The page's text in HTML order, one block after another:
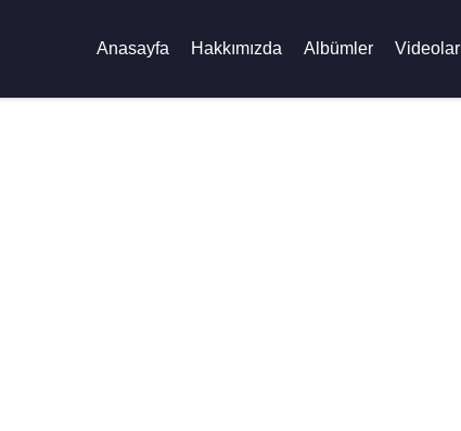
Anasayfa Hakkımızda Albümler Videolar